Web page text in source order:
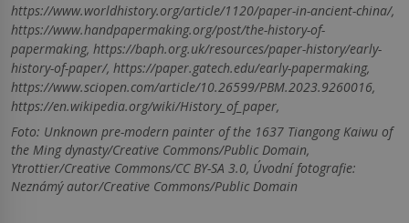
https://www.worldhistory.org/article/1120/paper-in-ancient-china/,
https://www.handpapermaking.org/post/the-history-of-
papermaking, https://baph.org.uk/resources/paper-history/early-
history-of-paper/, https://paper.gatech.edu/early-papermaking,
https://www.sciopen.com/article/10.26599/PBM.2023.9260016,
https://en.wikipedia.org/wiki/History_of_paper,
Foto: Unknown pre-modern painter of the 1637 Tiangong Kaiwu of
the Ming dynasty/Creative Commons/Public Domain,
Ytrottier/Creative Commons/CC BY-SA 3.0, Úvodní fotografie:
Neznámý autor/Creative Commons/Public Domain